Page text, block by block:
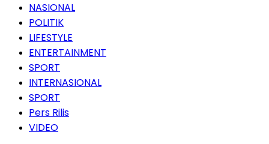
NASIONAL
POLITIK
LIFESTYLE
ENTERTAINMENT
SPORT
INTERNASIONAL
SPORT
Pers Rilis
VIDEO